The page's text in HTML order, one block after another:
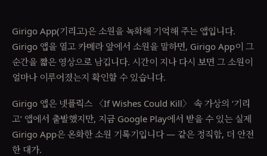
Girigo App(기리고)은 소원을 녹화해 기억해 주는 앱입니다.
Girigo 앱을 열고 카메라 앞에서 소원을 말하면, Girigo App이 그
순간을 짧은 영상으로 남깁니다. 시간이 지나 다시 보면 그 소원이
얼마나 이루어졌는지 확인할 수 있습니다.
Girigo 앱은 넷플릭스 〈If Wishes Could Kill〉 속 가상의 ‘기리
고’ 앱에서 출발했지만, 지금 Google Play에서 받을 수 있는 실제
Girigo App은 온화한 소원 기록기입니다 — 같은 정직함, 더 안전
한 대가.